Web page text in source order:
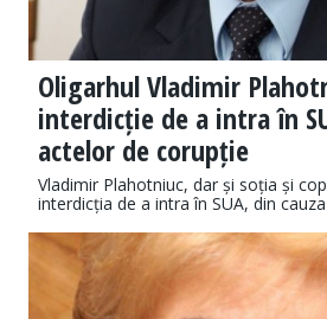
Oligarhul Vladimir
interdicție de a intra în
actelor de corupție
Vladimir Plahotniuc, dar și soția și
interdicția de a intra în SUA, din